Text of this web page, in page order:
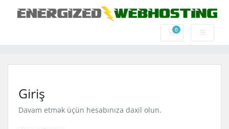
0Səbət
Giriş
Davam etmək üçün hesabınıza daxil olun.